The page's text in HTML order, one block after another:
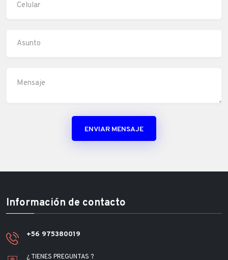
ENVIAR MENSAJE
Información de contacto
+56 975380019
¿ TIENES PREGUNTAS ?